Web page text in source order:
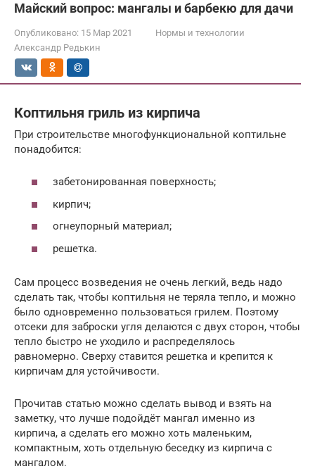
Майский вопрос: мангалы и барбекю для дачи
Опубликовано: 15 Мар 2021
Нормы и технологии
Александр Редькин
Коптильня гриль из кирпича
При строительстве многофункциональной коптильне
понадобится:
забетонированная поверхность;
кирпич;
огнеупорный материал;
решетка.
Сам процесс возведения не очень легкий, ведь надо
сделать так, чтобы коптильня не теряла тепло, и можно
было одновременно пользоваться грилем. Поэтому
отсеки для заброски угля делаются с двух сторон, чтобы
тепло быстро не уходило и распределялось
равномерно. Сверху ставится решетка и крепится к
кирпичам для устойчивости.
Прочитав статью можно сделать вывод и взять на
заметку, что лучше подойдёт мангал именно из
кирпича, а сделать его можно хоть маленьким,
компактным, хоть отдельную беседку из кирпича с
мангалом.